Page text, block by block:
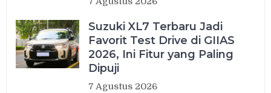
Suzuki XL7 Terbaru Jadi
Favorit Test Drive di GIIAS
2026, Ini Fitur yang Paling
Dipuji
7 Agustus 2026